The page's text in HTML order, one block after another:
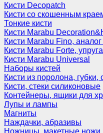
Кисти Decopatch
Кисти со скошенным
Тонкие кисти
Кисти Marabu
Кисти Marabu Fino,
Кисти Marabu Forte,
Кисти Marabu Universal
Наборы кистей
Кисти из поролона, губки,
Кисти, стеки силиконовые
Контейнеры, ящики для
Лупы и лампы
Магниты
Наждачки, абразивы
Ножницы, макетные ножи,